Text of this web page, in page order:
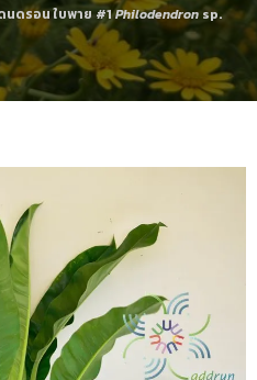
นดรอน ใบพาย #1Philodendron sp.